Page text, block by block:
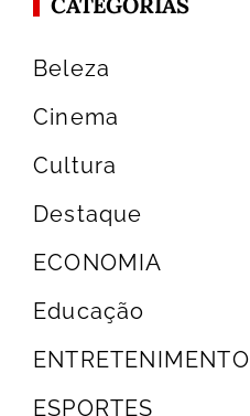
Beleza
Cinema
Cultura
Destaque
ECONOMIA
Educação
ENTRETENIMENTO
ESPORTES